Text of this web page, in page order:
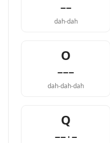
−−
dah-dah
O
−−−
dah-dah-dah
Q
−−·−